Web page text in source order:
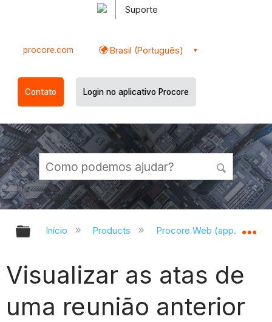
Suporte
procore.com Brasil (Português)
Contato Login no aplicativo Procore
Expandir/recolher hierarquia
Início Products Procore Web
Visualizar as atas de
uma reunião anterior